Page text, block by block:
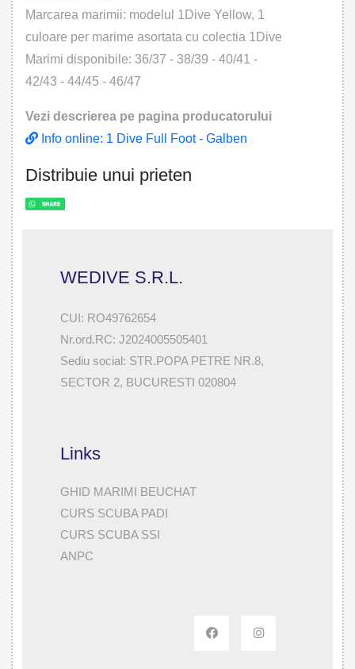
Marcarea marimii: modelul 1Dive Yellow, 1
culoare per marime asortata cu colectia 1Dive
Marimi disponibile: 36/37 - 38/39 - 40/41 -
42/43 - 44/45 - 46/47
Vezi descrierea pe pagina producatorului
Info online: 1 Dive Full Foot - Galben
Distribuie unui prieten
WEDIVE S.R.L.
CUI: RO49762654
Nr.ord.RC: J2024005505401
Sediu social: STR.POPA PETRE NR.8,
SECTOR 2, BUCURESTI 020804
Links
GHID MARIMI BEUCHAT
CURS SCUBA PADI
CURS SCUBA SSI
ANPC